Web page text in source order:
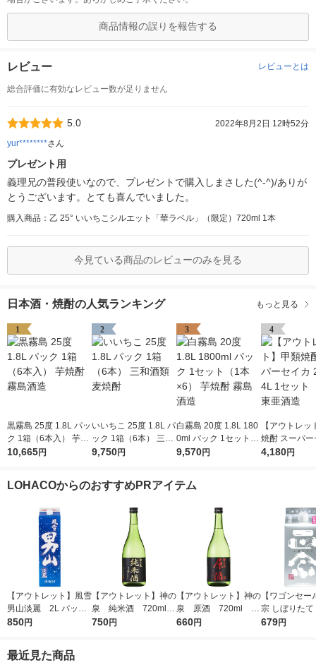
商品情報の誤りを報告する
レビュー レビューとは
総合評価に有効なレビュー数が足りません
5.0
2022年8月2日 12時52分
yur********さん
プレゼント用
義理兄の普段使いなので、プレゼントで購入しまさした(^-^)/ありが
とうございます。とても喜んでいました。
購入商品：乙 25° いいちこシルエット「華ラベル」（限定）720ml 1本
今見ている商品のレビューのみを見る
日本酒・焼酎の人気ランキング もっと見る
1
黒霧島 25度 1.8L パッ
ク 1箱（6本入） 芋焼
酎 霧島酒造
10,665円
2
いいちこ 25度 1.8L パ
ック 1箱（6本） 三和
酒類 麦焼酎
9,750円
3
白霧島 20度 1.8L 180
0ml パック 1セット
（1本×6） 芋焼酎 霧
9,570円
4
【アウトレッ
焼酎 スーパー
25度 4L 1セ
4,180円
LOHACOからのおすすめPRアイテム
【アウトレット】風雪
男山淡麗 2L パック
1本 東亜酒造 日本酒
850円
【アウトレット】神の
泉 純米酒 720ml 1
本 東亜酒造 日本酒
750円
【アウトレット】神の
泉 原酒 720ml 1
本 東亜酒造 日本酒
660円
【ワゴンセー
宗 しぼりたて
ック 900ml
679円
最近見た商品